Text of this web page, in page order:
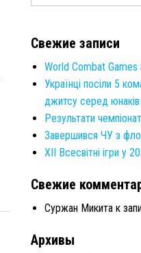
Свежие записи
World Combat Games
Українці посіли 5
джитсу серед юнаків
Результати
Завершився ЧУ з
XII Всесвітні ігри у
Свежие
Суржан Микита к
Архивы